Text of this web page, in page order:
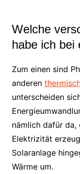
Welche
habe ich bei
Zum einen sind
anderen
unterscheiden
nämlich dafür da,
Elektrizität
Solaranlage
Wärme um.